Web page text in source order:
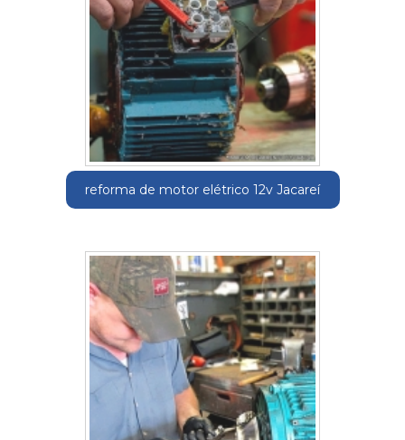
reforma de motor elétrico 12v Jacareí